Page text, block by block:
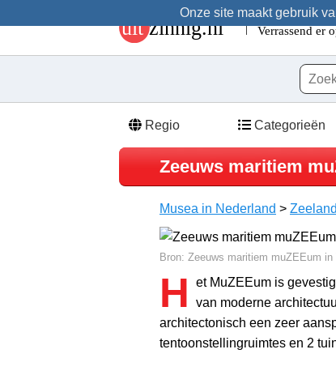
Onze site maakt gebruik
Regio Categorieën
Zeeuws maritiem
Musea in Nederland > Zeeland
Bron: Zeeuws maritiem muZEEum
H
et MuZEEum is
van moderne
architectonisch een zeer
tentoonstellingruimtes en 2